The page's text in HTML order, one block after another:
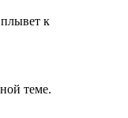
к
теме.